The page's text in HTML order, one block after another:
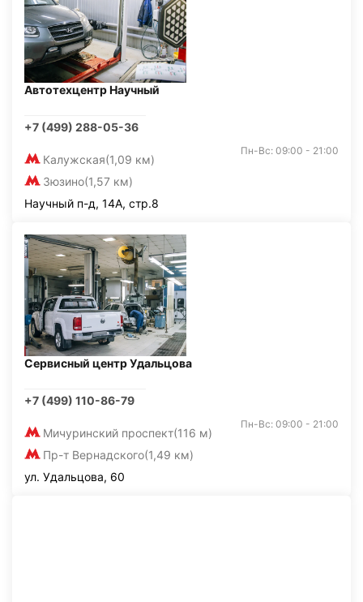
Автотехцентр Научный
+7 (499) 288-05-36
Калужская(1,09 км)
Зюзино(1,57 км)
Пн-Вс: 09:00 - 21:00
Научный п-д, 14А, стр.8
Сервисный центр Удальцова
+7 (499) 110-86-79
Мичуринский проспект(116 м)
Пр-т Вернадского(1,49 км)
Пн-Вс: 09:00 - 21:00
ул. Удальцова, 60